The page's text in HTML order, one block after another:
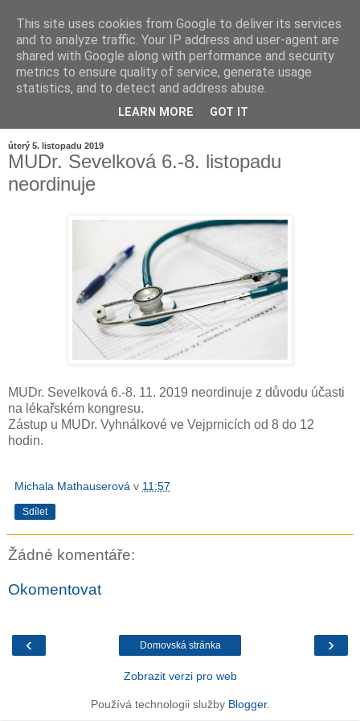
úterý 5. listopadu 2019
MUDr. Sevelková 6.-8. listopadu
neordinuje
MUDr. Sevelková 6.-8. 11. 2019 neordinuje z důvodu účasti
na lékařském kongresu.
Zástup u MUDr. Vyhnálkové ve Vejprnicích od 8 do 12
hodin.
Michala Mathauserová v 11:57
Sdílet
Žádné komentáře:
Okomentovat
‹ ›
Domovská stránka
Zobrazit verzi pro web
Používá technologii služby Blogger.
This site uses cookies from Google to deliver its services
and to analyze traffic. Your IP address and user-agent are
shared with Google along with performance and security
metrics to ensure quality of service, generate usage
statistics, and to detect and address abuse.
LEARN MORE GOT IT